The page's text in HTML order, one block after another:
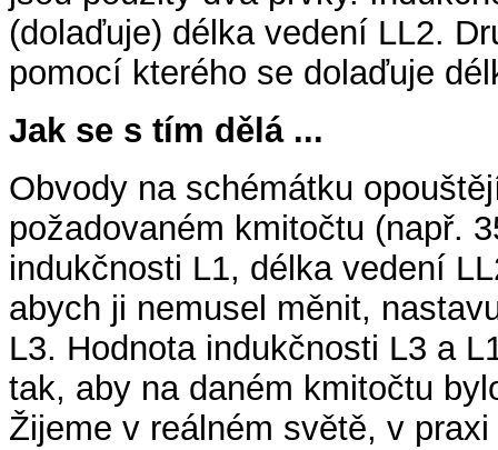
(dolaďuje) délka vedení LL2.
pomocí kterého se dolaďuje
Jak se s tím dělá ...
Obvody na schémátku
požadovaném kmitočtu (např.
indukčnosti L1, délka vedení
abych ji nemusel měnit,
L3. Hodnota indukčnosti L3 a
tak, aby na daném kmitočtu
Žijeme v reálném světě, v